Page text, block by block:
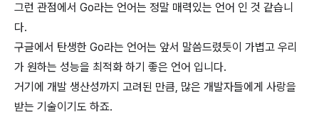
그런 관점에서 Go라는 언어는 정말 매력있는 언어 인 것 같습니
다.
구글에서 탄생한 Go라는 언어는 앞서 말씀드렸듯이 가볍고 우리
가 원하는 성능을 최적화 하기 좋은 언어 입니다.
거기에 개발 생산성까지 고려된 만큼, 많은 개발자들에게 사랑을
받는 기술이기도 하죠.